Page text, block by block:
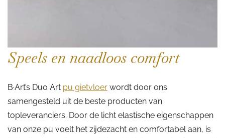
Speels en naadloos comfort
B·Art’s Duo Art pu gietvloer wordt door ons
samengesteld uit de beste producten van
topleveranciers. Door de licht elastische eigenschappen
van onze pu voelt het zijdezacht en comfortabel aan, is